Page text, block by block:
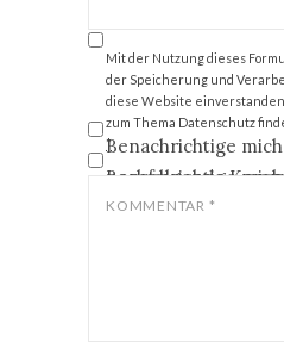
Mit der Nutzung dieses
der Speicherung und
diese Website
zum Thema Datenschutz
*
Benachrichtige
nachfolgende
Benachrichtige
Beiträge via E-Mail.
KOMMENTAR *